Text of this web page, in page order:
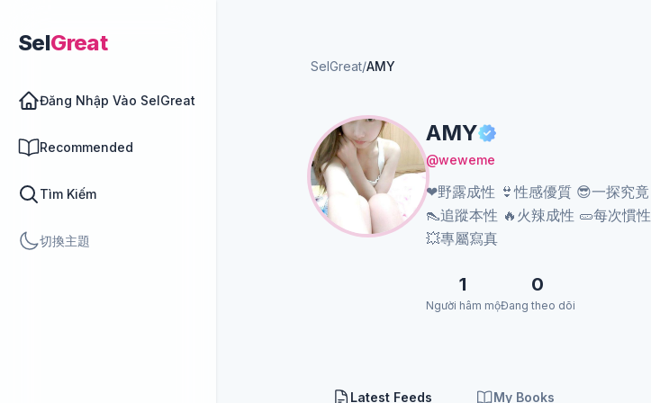
SelGreat
Đăng Nhập Vào SelGreat
Recommended
Tìm Kiếm
切換主題
SelGreat/AMY
AMY
@weweme
❤野露成性 👙性感優質 😎一探究竟
👠追蹤本性 🔥火辣成性 🥒每次慣性
💥專屬寫真
1
Người hâm mộ
0
Đang theo dõi
Latest Feeds My Books